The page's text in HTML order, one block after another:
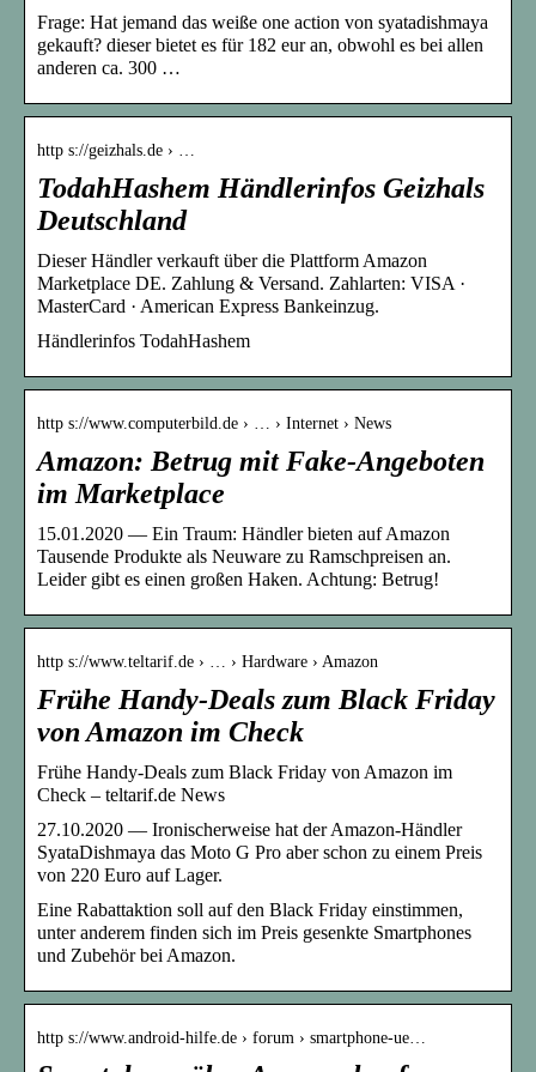
Frage: Hat jemand das weiße one action von syatadishmaya
gekauft? dieser bietet es für 182 eur an, obwohl es bei allen
anderen ca. 300 …
http s://geizhals.de › …
TodahHashem Händlerinfos Geizhals
Deutschland
Dieser Händler verkauft über die Plattform Amazon
Marketplace DE. Zahlung & Versand. Zahlarten: VISA ·
MasterCard · American Express Bankeinzug.
Händlerinfos TodahHashem
http s://www.computerbild.de › … › Internet › News
Amazon: Betrug mit Fake-Angeboten
im Marketplace
15.01.2020 — Ein Traum: Händler bieten auf Amazon
Tausende Produkte als Neuware zu Ramschpreisen an.
Leider gibt es einen großen Haken. Achtung: Betrug!
http s://www.teltarif.de › … › Hardware › Amazon
Frühe Handy-Deals zum Black Friday
von Amazon im Check
Frühe Handy-Deals zum Black Friday von Amazon im
Check – teltarif.de News
27.10.2020 — Ironischerweise hat der Amazon-Händler
SyataDishmaya das Moto G Pro aber schon zu einem Preis
von 220 Euro auf Lager.
Eine Rabattaktion soll auf den Black Friday einstimmen,
unter anderem finden sich im Preis gesenkte Smartphones
und Zubehör bei Amazon.
http s://www.android-hilfe.de › forum › smartphone-ue…